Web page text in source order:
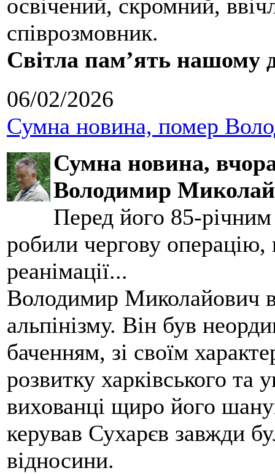
освічений, скромний,
співрозмовник.
Світла пам’ять нашому
06/02/2026
Сумна новина, помер
Сумна новина,
Володимир
Перед його 85-
робили чергову операцію,
реанімації...
Володимир Миколайович
альпінізму. Він був
баченням, зі своїм
розвитку харківського та
вихованці щиро його
керував Сухарєв завжди
відносини.